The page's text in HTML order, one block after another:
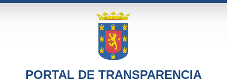
PORTAL DE TRANSPARENCIA